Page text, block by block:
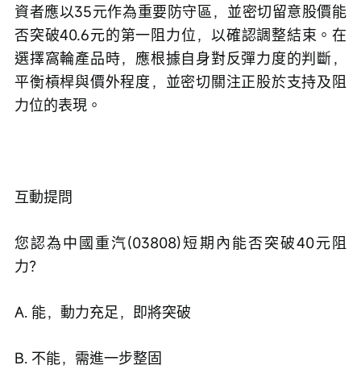
資者應以35元作為重要防守區，並密切留意股價能
否突破40.6元的第一阻力位，以確認調整結束。在
選擇窩輪產品時，應根據自身對反彈力度的判斷，
平衡槓桿與價外程度，並密切關注正股於支持及阻
力位的表現。
互動提問
您認為中國重汽(03808)短期內能否突破40元阻
力？
A. 能，動力充足，即將突破
B. 不能，需進一步整固